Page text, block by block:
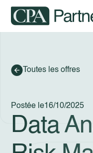
Toutes les offres
Postée le16/10/2025
Data